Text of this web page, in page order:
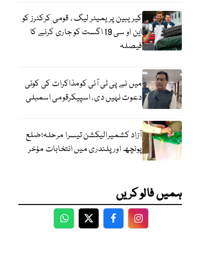
کیریبین پریمیئر لیگ ، قومی کرکٹرز کو
این او سی 19 اگست کو جاری کرنے کا
فیصلہ
میں نے پی ٹی آئی کومذاکرات کی کوئی
دعوت نہیں دی، اسپیکرقومی اسمبلی
آزاد کشمیرالیکشن تیسرا مرحلہ؛ضلع
پونچھ اور پلندری میں انتخابات مؤخر
ہمیں فالو کریں
WhatsApp
TwitterFacebookFacebook